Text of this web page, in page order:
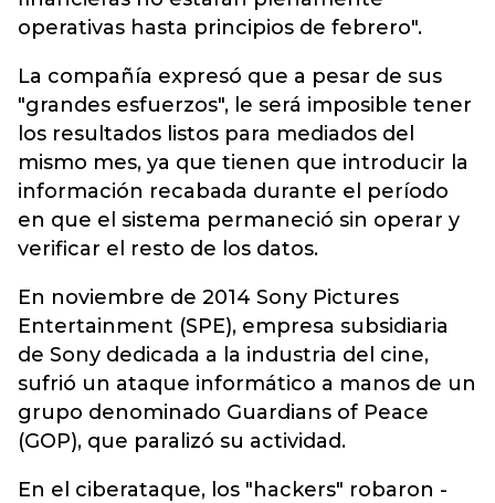
operativas hasta principios de febrero".
La compañía expresó que a pesar de sus
"grandes esfuerzos", le será imposible tener
los resultados listos para mediados del
mismo mes, ya que tienen que introducir la
información recabada durante el período
en que el sistema permaneció sin operar y
verificar el resto de los datos.
En noviembre de 2014 Sony Pictures
Entertainment (SPE), empresa subsidiaria
de Sony dedicada a la industria del cine,
sufrió un ataque informático a manos de un
grupo denominado Guardians of Peace
(GOP), que paralizó su actividad.
En el ciberataque, los "hackers" robaron -